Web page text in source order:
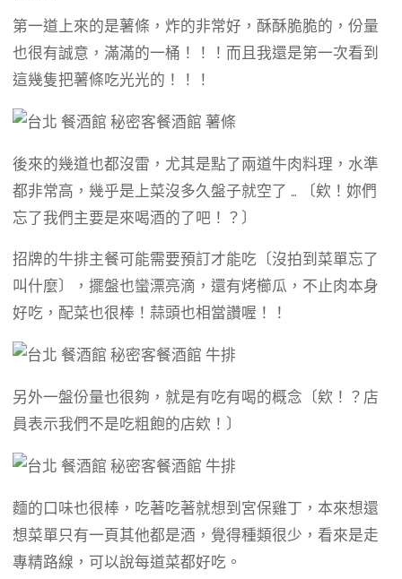
第一道上來的是薯條，炸的非常好，酥酥脆脆的，份量
也很有誠意，滿滿的一桶！！！而且我還是第一次看到
這幾隻把薯條吃光光的！！！
後來的幾道也都沒雷，尤其是點了兩道牛肉料理，水準
都非常高，幾乎是上菜沒多久盤子就空了 … 〔欸！妳們
忘了我們主要是來喝酒的了吧！？〕
招牌的牛排主餐可能需要預訂才能吃〔沒拍到菜單忘了
叫什麼〕，擺盤也蠻漂亮滴，還有烤櫛瓜，不止肉本身
好吃，配菜也很棒！蒜頭也相當讚喔！！
另外一盤份量也很夠，就是有吃有喝的概念〔欸！？店
員表示我們不是吃粗飽的店欸！〕
麵的口味也很棒，吃著吃著就想到宮保雞丁，本來想還
想菜單只有一頁其他都是酒，覺得種類很少，看來是走
專精路線，可以說每道菜都好吃。